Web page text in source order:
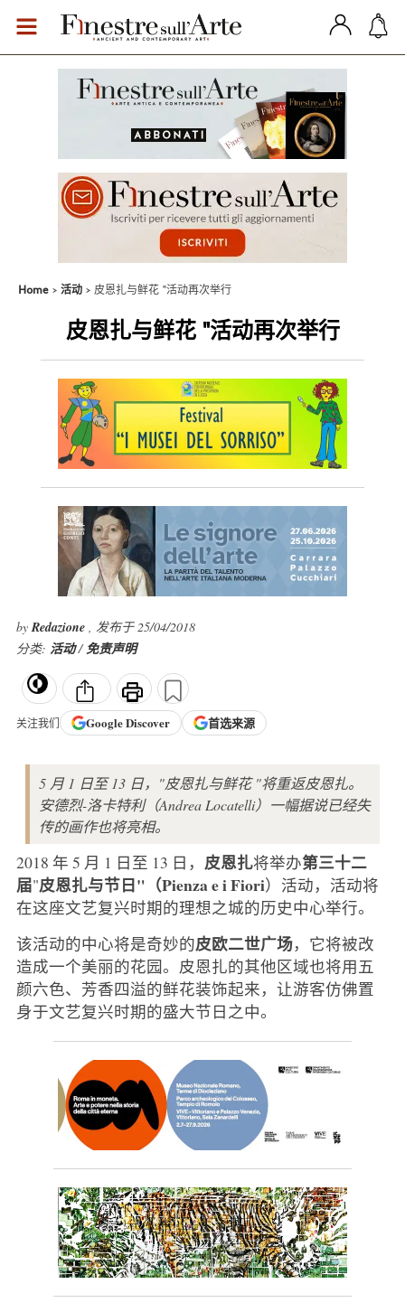
Home 活动 皮恩扎与鲜花 "活动再次举行
皮恩扎与鲜花 "活动再次举行
byRedazione , 发布于 25/04/2018
分类: 活动/免责声明
关注我们 GoogleDiscover 首选来源
5 月 1 日至 13 日，"皮恩扎与鲜花 "将重返皮恩扎。
安德烈-洛卡特利（Andrea Locatelli）一幅据说已经失
传的画作也将亮相。
2018 年 5 月 1 日至 13 日， 皮恩扎将举办第三十二
届"皮恩扎与节日"（Pienza e i Fiori）活动，活动将
在这座文艺复兴时期的理想之城的历史中心举行。
该活动的中心将是奇妙的皮欧二世广场，它将被改
造成一个美丽的花园。皮恩扎的其他区域也将用五
颜六色、芳香四溢的鲜花装饰起来，让游客仿佛置
身于文艺复兴时期的盛大节日之中。